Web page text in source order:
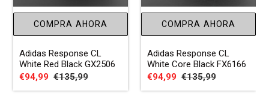
COMPRA AHORA
Adidas Response CL
White Red Black GX2506
Precio
de
€94,99 Precio
habitual
€135,99
COMPRA AHORA
Adidas Response CL
White Core Black FX6166
Precio
de
€94,99 Precio
habitual
€135,99